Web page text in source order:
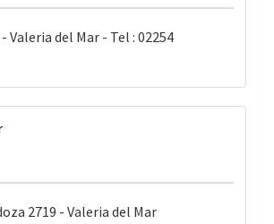
Valeria del Mar - Tel : 02254
2719 - Valeria del Mar